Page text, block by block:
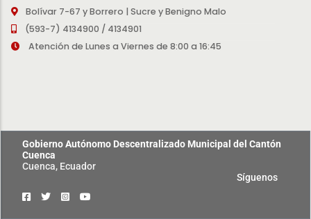
Bolívar 7-67 y Borrero | Sucre y Benigno Malo
(593-7) 4134900 / 4134901
Atención de Lunes a Viernes de 8:00 a 16:45
Gobierno Autónomo Descentralizado Municipal del Cantón
Cuenca
Cuenca, Ecuador
Síguenos